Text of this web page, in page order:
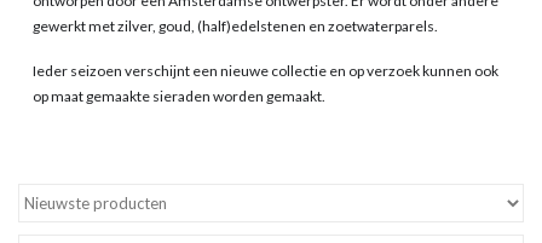
gewerkt met zilver, goud, (half)edelstenen en zoetwaterparels.
Ieder seizoen verschijnt een nieuwe collectie en op verzoek kunnen ook
op maat gemaakte sieraden worden gemaakt.